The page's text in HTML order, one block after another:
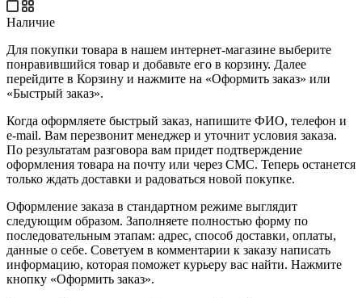
Наличие
Для покупки товара в нашем интернет-магазине выберите
понравившийся товар и добавьте его в корзину. Далее
перейдите в Корзину и нажмите на «Оформить заказ» или
«Быстрый заказ».
Когда оформляете быстрый заказ, напишите ФИО, телефон и
e-mail. Вам перезвонит менеджер и уточнит условия заказа.
По результатам разговора вам придет подтверждение
оформления товара на почту или через СМС. Теперь останется
только ждать доставки и радоваться новой покупке.
Оформление заказа в стандартном режиме выглядит
следующим образом. Заполняете полностью форму по
последовательным этапам: адрес, способ доставки, оплаты,
данные о себе. Советуем в комментарии к заказу написать
информацию, которая поможет курьеру вас найти. Нажмите
кнопку «Оформить заказ».